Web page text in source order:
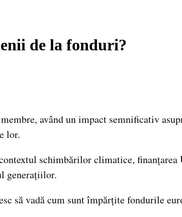
de la fonduri?
având un impact semnificativ
lor.
schimbărilor climatice, finanțarea
generațiilor.
să vadă cum sunt împărțite fondurile